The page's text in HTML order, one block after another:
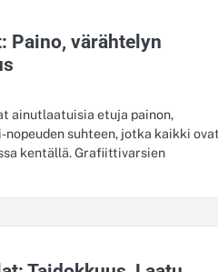
Paino, värähtelyn
ainutlaatuisia etuja painon,
suhteen, jotka kaikki
kentällä. Grafiittivarsien